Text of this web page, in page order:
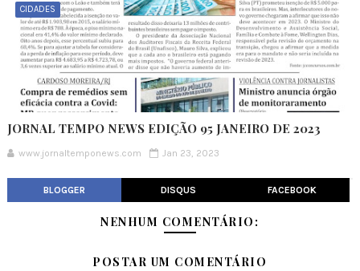
CIDADES
JORNAL TEMPO NEWS EDIÇÃO 95 JANEIRO DE 2023
www.jornaltemponews.com Jan 23, 2023
BLOGGER DISQUS FACEBOOK
NENHUM COMENTÁRIO:
POSTAR UM COMENTÁRIO